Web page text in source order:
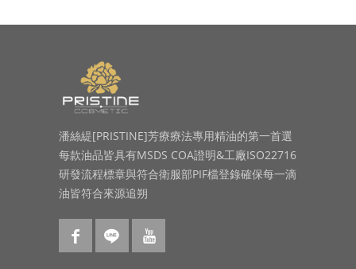
潘絲緹[PRISTINE]芳療療法專用精油的第一首選
每款油品皆具有MSDS COA證明&工廠ISO22716
研發流程標章與符合衛服部PIF檔登錄確保每一滴
油皆符合來源追朔